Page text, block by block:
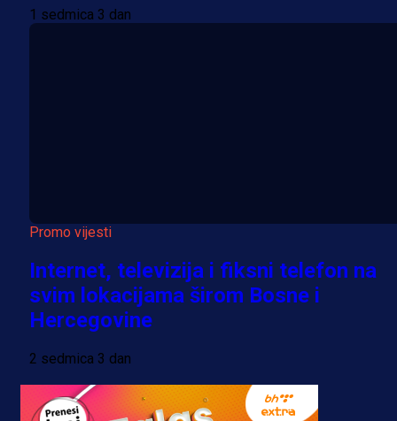
1 sedmica 3 dan
Promo vijesti
Internet, televizija i fiksni telefon na
svim lokacijama širom Bosne i
Hercegovine
2 sedmica 3 dan